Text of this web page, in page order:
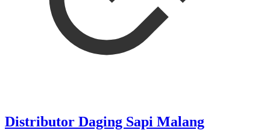
Distributor Daging Sapi Malang